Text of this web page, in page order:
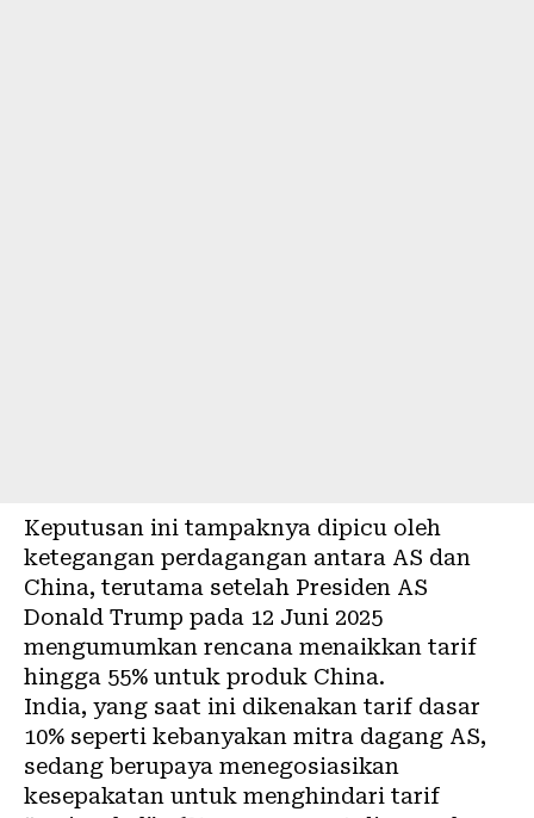
Keputusan ini tampaknya dipicu oleh
ketegangan perdagangan antara AS dan
China, terutama setelah Presiden AS
Donald Trump pada 12 Juni 2025
mengumumkan rencana menaikkan tarif
hingga 55% untuk produk China.
India, yang saat ini dikenakan tarif dasar
10% seperti kebanyakan mitra dagang AS,
sedang berupaya menegosiasikan
kesepakatan untuk menghindari tarif